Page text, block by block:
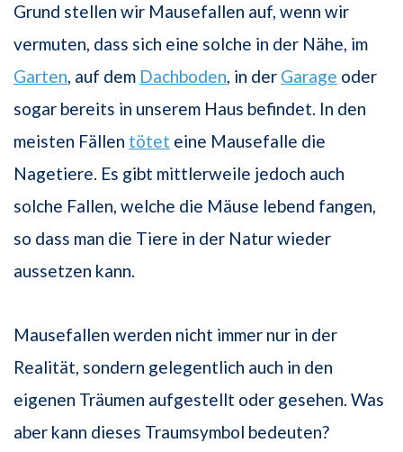
Grund stellen wir Mausefallen auf, wenn wir
vermuten, dass sich eine solche in der Nähe, im
Garten, auf dem Dachboden, in der Garage oder
sogar bereits in unserem Haus befindet. In den
meisten Fällen tötet eine Mausefalle die
Nagetiere. Es gibt mittlerweile jedoch auch
solche Fallen, welche die Mäuse lebend fangen,
so dass man die Tiere in der Natur wieder
aussetzen kann.
Mausefallen werden nicht immer nur in der
Realität, sondern gelegentlich auch in den
eigenen Träumen aufgestellt oder gesehen. Was
aber kann dieses Traumsymbol bedeuten?